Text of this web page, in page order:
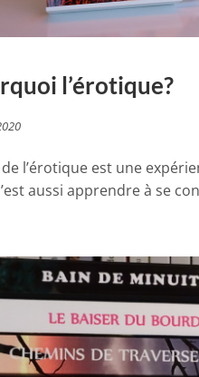
l’érotique?
l’érotique est une
aussi apprendre à se